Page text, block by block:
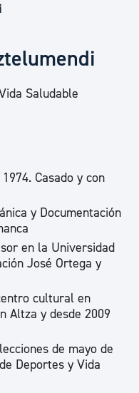
Saludable
Casado y con
y Documentación
en la Universidad
José Ortega y
cultural en
Altza y desde 2009
de mayo de
Deportes y Vida